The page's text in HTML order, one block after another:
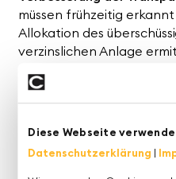
Diese Webseite
Datenschutzerklärung |
müssen frühzeitig
Allokation des
verzinslichen Anlage
Wie Sie Ihre Liquidität mit
Extensionauch direkt in
gemeinsamen Webinar